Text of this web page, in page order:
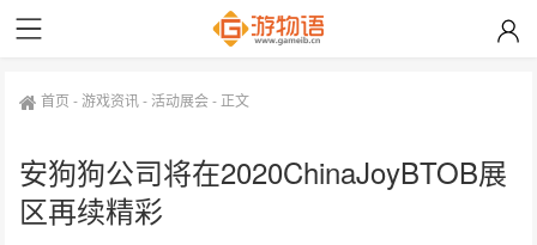
首页 -游戏资讯-活动展会- 正文
安狗狗公司将在2020ChinaJoyBTOB展
区再续精彩